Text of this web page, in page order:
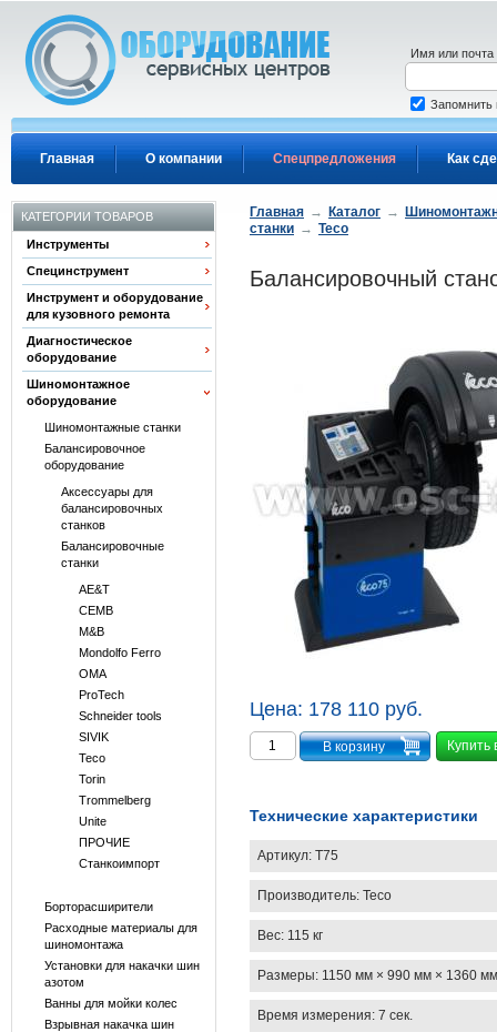
Главная О компании Спецпредложения Как
Имя или почта
Запомнить
КАТЕГОРИИ ТОВАРОВ
Инструменты
Специнструмент
Инструмент и оборудование
для кузовного ремонта
Диагностическое
оборудование
Шиномонтажное
оборудование
Шиномонтажные станки
Балансировочное
оборудование
Аксессуары для
балансировочных
станков
Балансировочные
станки
AE&T
CEMB
M&B
Mondolfo Ferro
OMA
ProTech
Schneider tools
SIVIK
Teco
Torin
Trommelberg
Unite
ПРОЧИЕ
Станкоимпорт
Борторасширители
Расходные материалы для
шиномонтажа
Установки для накачки шин
азотом
Ванны для мойки колес
Взрывная накачка шин
Главная → Каталог →
станки → Teco
Балансировочный
Цена: 178 110 руб.
Купить
Технические характеристики
Артикул: T75
Производитель: Teco
Вес: 115 кг
Размеры: 1150 мм × 990 мм × 1360 мм
Время измерения: 7 сек.